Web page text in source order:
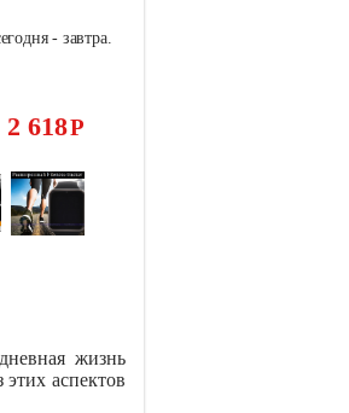
- завтра.
2 618Р
жизнь
аспектов